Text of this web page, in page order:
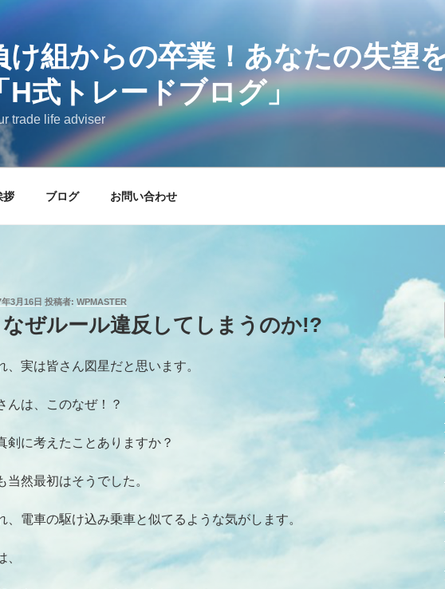
け組からの卒業！あなたの失望
H式トレードブログ」
trade life adviser
拶 ブログ お問い合わせ
3月16日 投稿者: WPMASTER
なぜルール違反してしまうのか!?
、実は皆さん図星だと思います。
んは、このなぜ！？
剣に考えたことありますか？
当然最初はそうでした。
、電車の駆け込み乗車と似てるような気がします。
、